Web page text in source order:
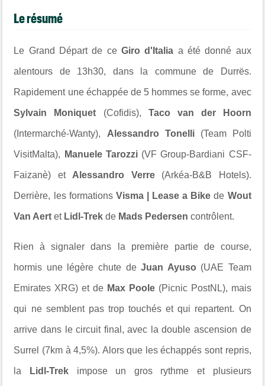
Le résumé
Le Grand Départ de ce Giro d'Italia a été donné aux
alentours de 13h30, dans la commune de Durrës.
Rapidement une échappée de 5 hommes se forme, avec
Sylvain Moniquet (Cofidis), Taco van der Hoorn
(Intermarché-Wanty), Alessandro Tonelli (Team Polti
VisitMalta), Manuele Tarozzi(VF Group-Bardiani CSF-
Faizanè) et Alessandro Verre(Arkéa-B&B Hotels).
Derrière, les formations Visma | Lease a Bike de Wout
Van Aert et Lidl-Trekde Mads Pedersen contrôlent.
Rien à signaler dans la première partie de course,
hormis une légère chute deJuan Ayuso (UAE Team
Emirates XRG) et de Max Poole(Picnic PostNL), mais
qui ne semblent pas trop touchés et qui repartent. On
arrive dans le circuit final, avec la double ascension de
Surrel (7km à 4,5%). Alors que les échappés sont repris,
la Lidl-Trek impose un gros rythme et plusieurs